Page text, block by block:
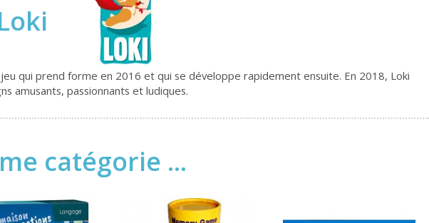
qui prend forme en 2016 et qui se développe rapidement ensuite. En 2018, Loki
amusants, passionnants et ludiques.
catégorie ...